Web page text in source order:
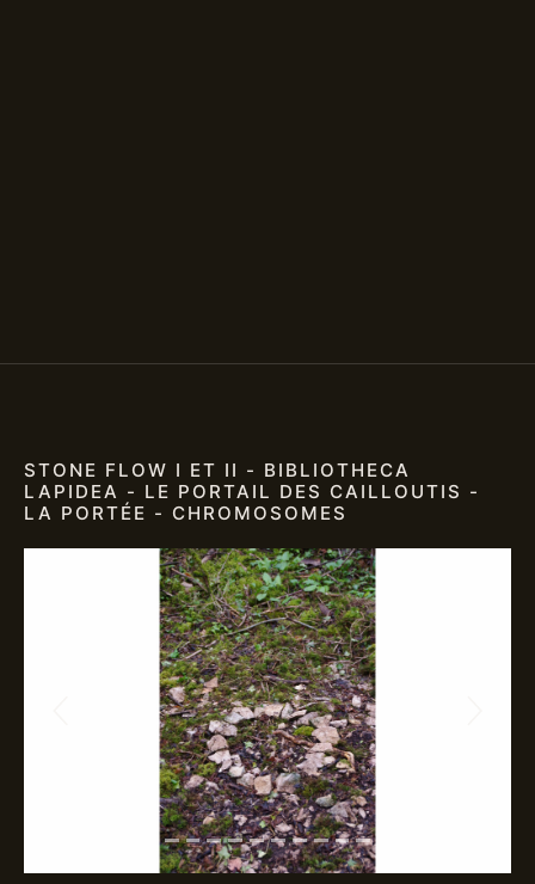
STONE FLOW I ET II - BIBLIOTHECA
LAPIDEA - LE PORTAIL DES CAILLOUTIS -
LA PORTÉE - CHROMOSOMES